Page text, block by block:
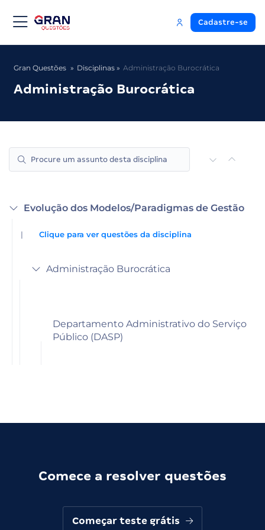
Cadastre-se
Gran Questões Disciplinas Administração Burocrática
Administração Burocrática
Evolução dos Modelos/Paradigmas de Gestão
| Clique para ver questões da disciplina
Administração Burocrática
Departamento Administrativo do Serviço
Público (DASP)
Comece a resolver questões
Começar teste grátis